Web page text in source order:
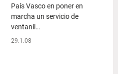
País Vasco en poner en
marcha un servicio de
ventanil…
29.1.08